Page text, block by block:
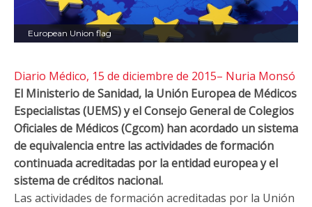
European Union flag
Diario Médico, 15 de diciembre de 2015– Nuria Monsó
El Ministerio de Sanidad, la Unión Europea de Médicos
Especialistas (UEMS) y el Consejo General de Colegios
Oficiales de Médicos (Cgcom) han acordado un sistema
de equivalencia entre las actividades de formación
continuada acreditadas por la entidad europea y el
sistema de créditos nacional.
Las actividades de formación acreditadas por la Unión